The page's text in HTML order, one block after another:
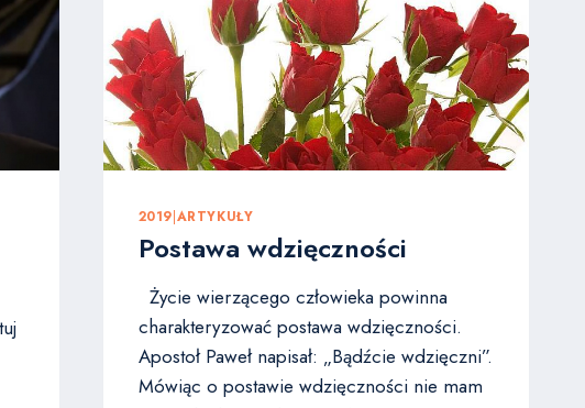
2019|ARTYKUŁY
Postawa wdzięczności
Życie wierzącego człowieka powinna
charakteryzować postawa wdzięczności.
Apostoł Paweł napisał: „Bądźcie wdzięczni”.
Mówiąc o postawie wdzięczności nie mam